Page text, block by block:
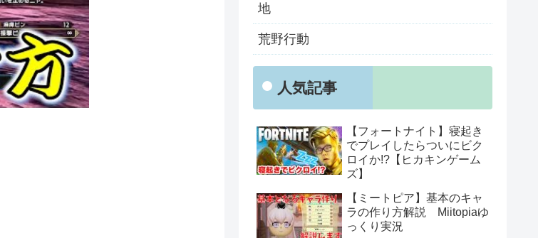
地
荒野行動
人気記事
【フォートナイト】寝起き
でプレイしたらついにビク
ロイか!?【ヒカキンゲーム
ズ】
【ミートピア】基本のキャ
ラの作り方解説 Miitopiaゆ
っくり実況